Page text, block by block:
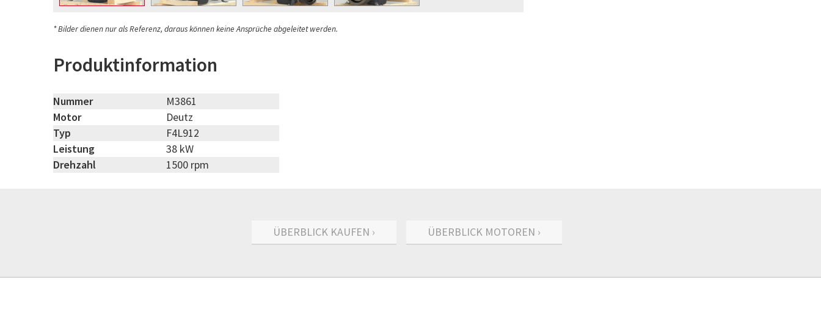
* Bilder dienen nur als Referenz, daraus können keine Ansprüche abgeleitet werden.
Produktinformation
Nummer
M3861
Motor
Deutz
Typ
F4L912
Leistung
38 kW
Drehzahl
1500 rpm
ÜBERBLICK KAUFEN › ÜBERBLICK MOTOREN ›